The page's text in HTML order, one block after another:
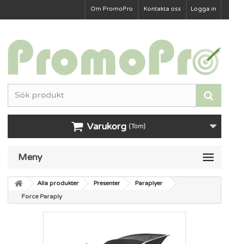
Logga in
Kontakta oss
Om PromoPro
Varukorg (Tom)
Meny
Alla produkter Presenter
Paraplyer
Force Paraply